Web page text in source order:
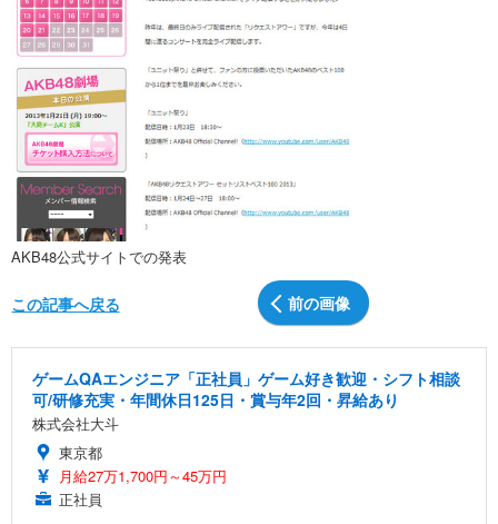
AKB48公式サイトでの発表
前の画像
この記事へ戻る
ゲームQAエンジニア「正社員」ゲーム好き歓迎・シフト相談
可/研修充実・年間休日125日・賞与年2回・昇給あり
株式会社大斗
東京都
月給27万1,700円～45万円
正社員